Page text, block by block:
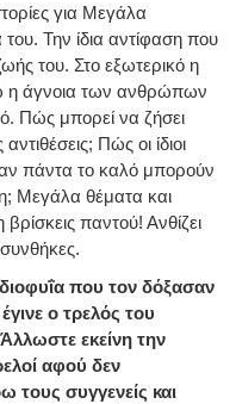
για Μεγάλα
Την ίδια αντίφαση που
του. Στο εξωτερικό η
η άγνοια των ανθρώπων
Πώς μπορεί να ζήσει
Πώς οι ίδιοι
πάντα το καλό μπορούν
Μεγάλα θέματα και
παντού! Ανθίζει
που τον δόξασαν
ο τρελός του
εκείνη την
αφού δεν
τους συγγενείς και